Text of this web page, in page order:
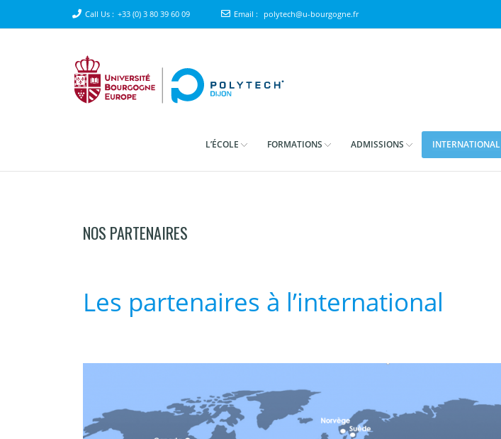
Call Us : +33 (0) 3 80 39 60 09 Email : polytech@u-bourgogne.fr
L’ÉCOLE FORMATIONS ADMISSIONS INTERNATIONAL
NOS PARTENAIRES
Les partenaires à l’international